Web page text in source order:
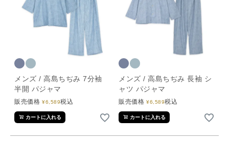
メンズ / 高島ちぢみ 7分袖
半開 パジャマ
販売価格 ¥6,589税込
カートに入れる
メンズ / 高島ちぢみ 長袖 シ
ャツ パジャマ
販売価格 ¥6,589税込
カートに入れる